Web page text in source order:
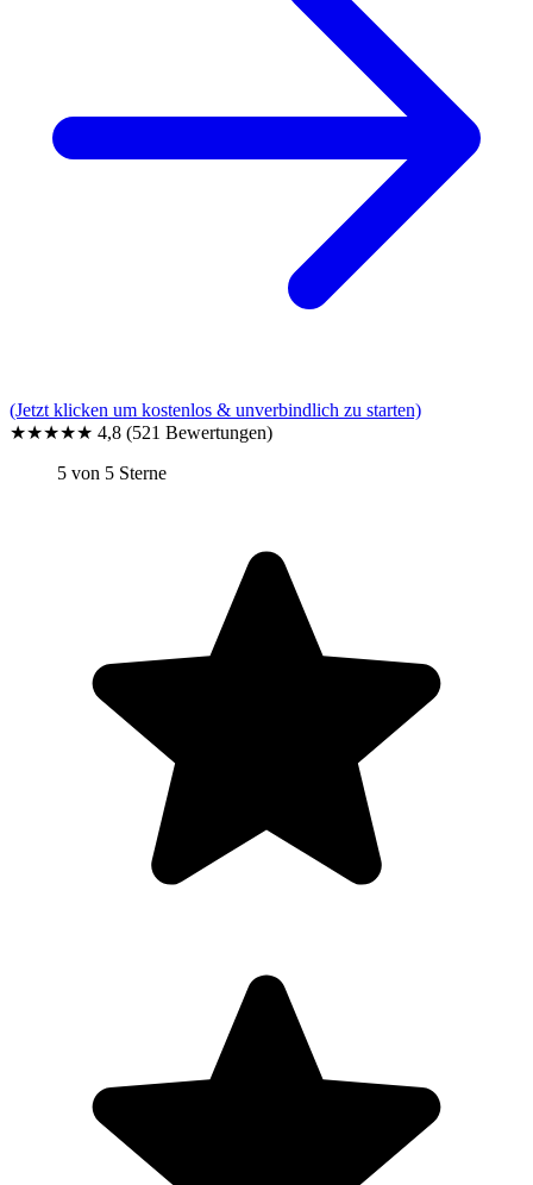
(Jetzt klicken um kostenlos & unverbindlich zu starten)
★★★★★ 4,8 (521 Bewertungen)
5 von 5 Sterne